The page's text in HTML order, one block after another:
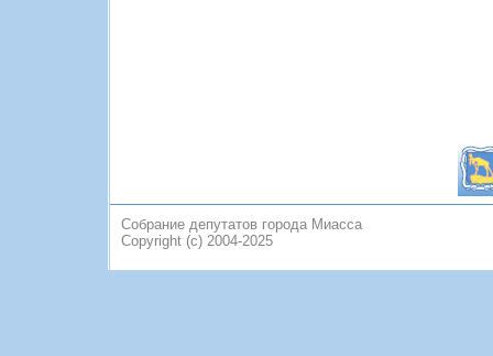
Собрание депутатов города Миасса
Copyright (c) 2004-2025